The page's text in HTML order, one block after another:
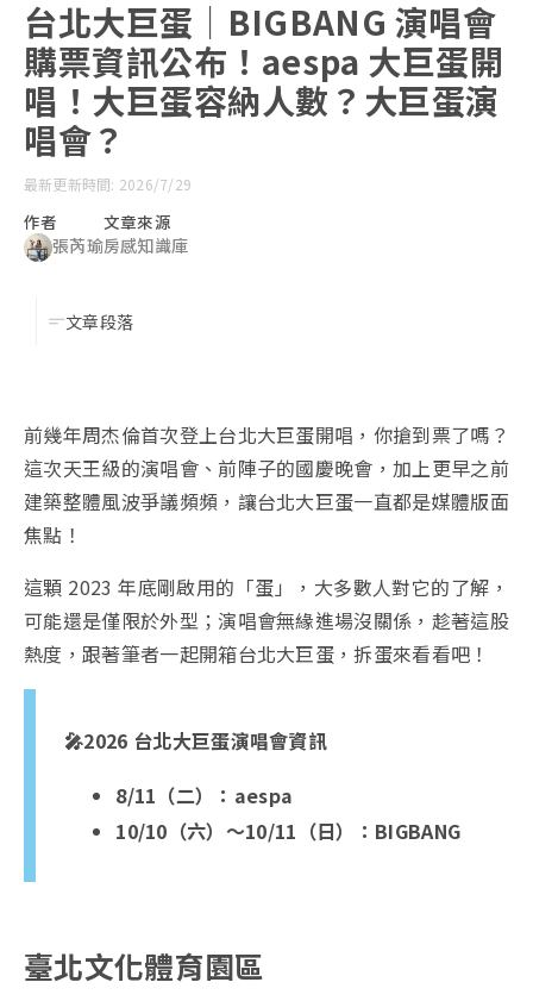
台北大巨蛋｜BIGBANG 演唱會
購票資訊公布！aespa 大巨蛋開
唱！大巨蛋容納人數？大巨蛋演
唱會？
最新更新時間: 2026/7/29
作者
張芮瑜
文章來源
房感知識庫
文章段落
前幾年周杰倫首次登上台北大巨蛋開唱，你搶到票了嗎？
這次天王級的演唱會、前陣子的國慶晚會，加上更早之前
建築整體風波爭議頻頻，讓台北大巨蛋一直都是媒體版面
焦點！
這顆 2023 年底剛啟用的「蛋」，大多數人對它的了解，
可能還是僅限於外型；演唱會無緣進場沒關係，趁著這股
熱度，跟著筆者一起開箱台北大巨蛋，拆蛋來看看吧！
🎤2026 台北大巨蛋演唱會資訊
8/11（二）：aespa
10/10（六）～10/11（日）：BIGBANG
臺北文化體育園區